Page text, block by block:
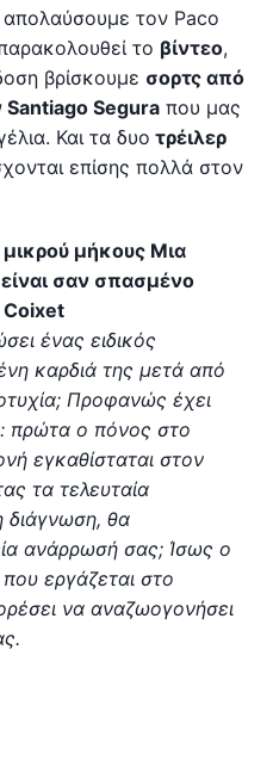
τον Paco
το βίντεο,
βρίσκουμε σορτς από
Segura που μας
Και τα δυο τρέιλερ
επίσης πολλά στον
μικρού μήκους Μια
σαν σπασμένο
Coixet
ένας ειδικός
καρδιά της μετά από
Προφανώς έχει
πρώτα ο πόνος στο
εγκαθίσταται στον
τα τελευταία
διάγνωση, θα
ανάρρωσή σας; Ίσως ο
που εργάζεται στο
να αναζωογονήσει